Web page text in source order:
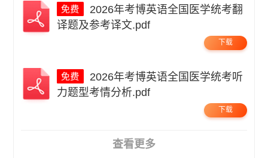
译题及参考译文.pdf
下载
力题型考情分析.pdf
下载
查看更多